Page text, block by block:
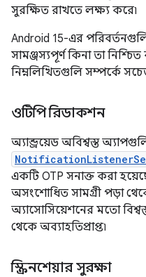
সুরক্ষিত রাখতে লক্ষ্য করে৷
Android 15-এর
সামঞ্জস্যপূর্ণ কিনা তা
নিম্নলিখিতগুলি সম্পর্কে
ওটিপি রিডাকশন
অ্যান্ড্রয়েড অবিশ্বস্ত
একটি OTP সনাক্ত করা
অসংশোধিত সামগ্রী পড়া
অ্যাসোসিয়েশনের মতো
থেকে অব্যাহতিপ্রাপ্ত৷
স্ক্রিনশেয়ার সুরক্ষা